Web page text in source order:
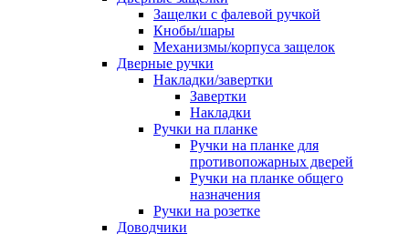
Защелки с фалевой ручкой
Кнобы/шары
Механизмы/корпуса защелок
Дверные ручки
Накладки/завертки
Завертки
Накладки
Ручки на планке
Ручки на планке для
противопожарных дверей
Ручки на планке общего
назначения
Ручки на розетке
Доводчики